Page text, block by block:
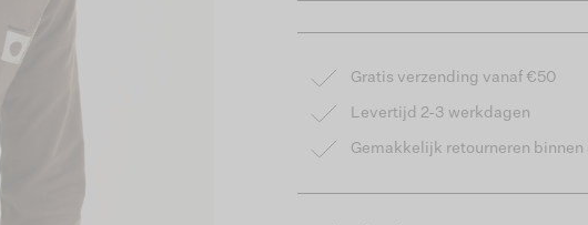
Gratis verzending vanaf €50
Levertijd 2-3 werkdagen
Gemakkelijk retourneren binnen